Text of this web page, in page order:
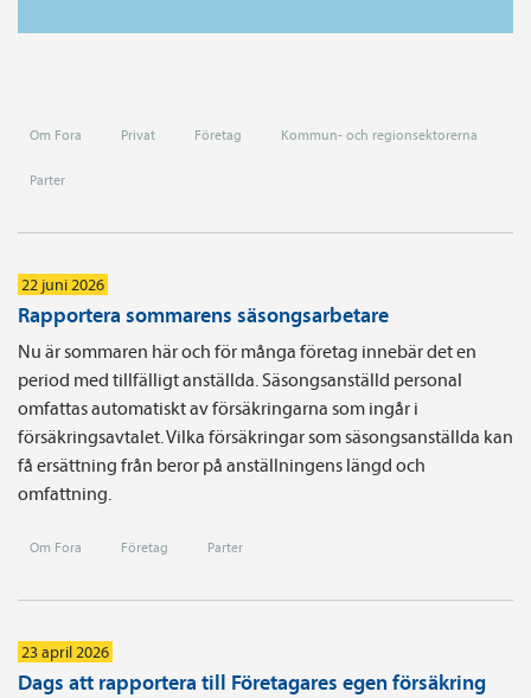
Om Fora Privat Företag Kommun- och regionsektorerna
Parter
22 juni 2026
Rapportera sommarens säsongsarbetare
Nu är sommaren här och för många företag innebär det en
period med tillfälligt anställda. Säsongsanställd personal
omfattas automatiskt av försäkringarna som ingår i
försäkringsavtalet. Vilka försäkringar som säsongsanställda kan
få ersättning från beror på anställningens längd och
omfattning.
Om Fora Företag Parter
23 april 2026
Dags att rapportera till Företagares egen försäkring